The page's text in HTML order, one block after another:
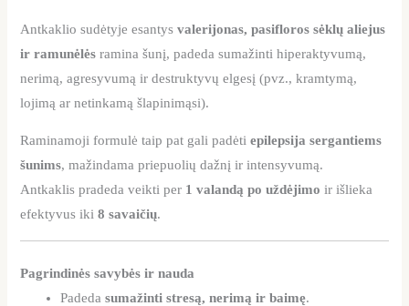
Antkaklio sudėtyje esantysvalerijonas, pasifloros sėklų aliejus
ir ramunėlės ramina šunį, padeda sumažinti hiperaktyvumą,
nerimą, agresyvumą ir destruktyvų elgesį (pvz., kramtymą,
lojimą ar netinkamą šlapinimąsi).
Raminamoji formulė taip pat gali padėtiepilepsija sergantiems
šunims, mažindama priepuolių dažnį ir intensyvumą.
Antkaklis pradeda veikti per 1 valandą po uždėjimo ir išlieka
efektyvus iki8 savaičių.
Pagrindinės savybės ir nauda
Padedasumažinti stresą, nerimą ir baimę.